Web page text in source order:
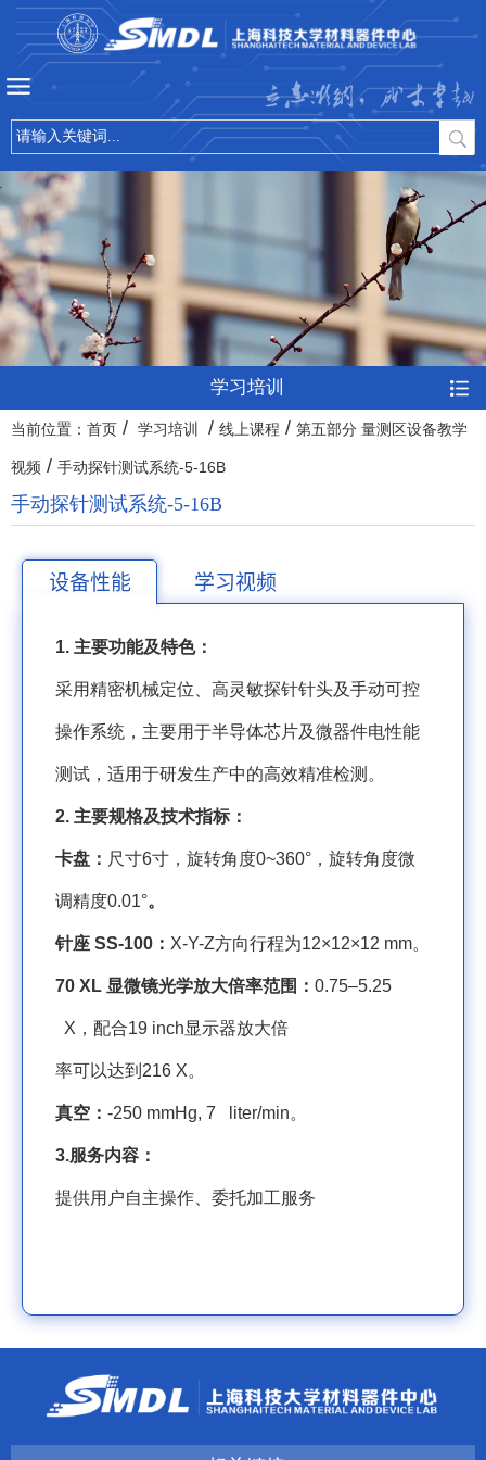
立志微纳，成才卓越
学习培训
当前位置： 首页 / 学习培训 / 线上课程 / 第五部分 量测区设备教学
视频 / 手动探针测试系统-5-16B
手动探针测试系统-5-16B
设备性能 学习视频
1. 主要功能及特色：
采用精密机械定位、高灵敏探针针头及手动可控
操作系统，主要用于半导体芯片及微器件电性能
测试，适用于研发生产中的高效精准检测。
2. 主要规格及技术指标：
卡盘： 尺寸6寸，旋转角度0~360°，旋转角度微
调精度0.01°。
针座 SS-100 ： X-Y-Z方向行程为12×12×12 mm。
70 XL 显微镜光学放大倍率范围： 0.75–5.25
X ，配合19 inch显示器放大倍
率可以达到 216 X。
真空： -250 mmHg, 7 liter/min。
3.服务内容：
提供用户自主操作、委托加工服务